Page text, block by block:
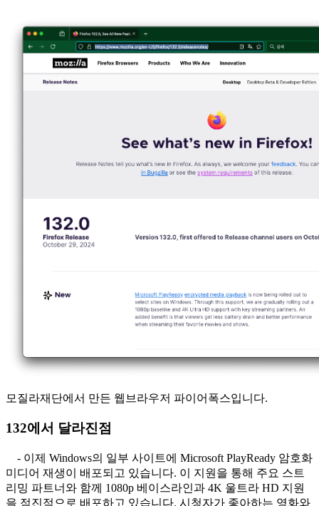
모질라재단에서 만든 웹브라우저 파이어폭스입니다.
132에서 달라진점
- 이제 Windows의 일부 사이트에 Microsoft PlayReady 암호화
미디어 재생이 배포되고 있습니다. 이 지원을 통해 주요 스트
리밍 파트너와 함께 1080p 베이스라인과 4K 울트라 HD 지원
을 점진적으로 배포하고 있습니다. 시청자가 좋아하는 영화와